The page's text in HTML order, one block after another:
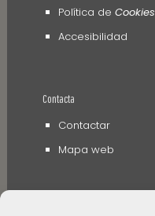
Política de Cookies
Accesibilidad
Contacta
Contactar
Mapa web